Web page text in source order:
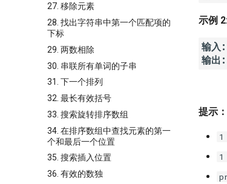
27. 移除元素
28. 找出字符串中第一个匹配项的
下标
29. 两数相除
30. 串联所有单词的子串
31. 下一个排列
32. 最长有效括号
33. 搜索旋转排序数组
34. 在排序数组中查找元素的第一
个和最后一个位置
35. 搜索插入位置
36. 有效的数独
示例
输入:
输出:
提示：